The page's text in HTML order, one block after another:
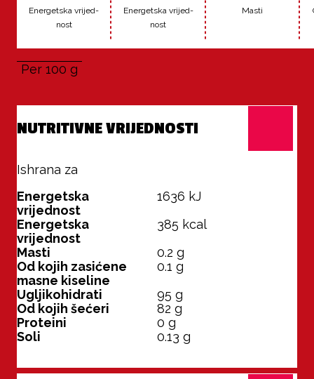
Ener­get­ska vri­jed­
nost
Ener­get­ska vri­jed­
nost
Mas­ti
Per 100 g
NUTRITIVNE VRIJEDNOSTI
Ishrana za
Energetska
vrijednost
1636 kJ
Energetska
vrijednost
385 kcal
Masti
0.2 g
Od kojih zasićene
masne kiseline
0.1 g
Ugljikohidrati
95 g
Od kojih šećeri
82 g
Proteini
0 g
Soli
0.13 g